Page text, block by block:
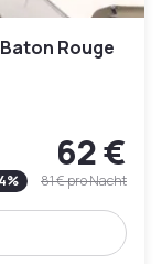
Rouge
62 €
% 81 €pro Nacht